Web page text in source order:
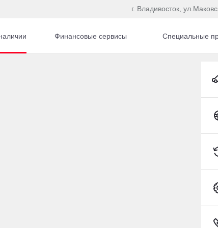
г. Владивосток,
Финансовые сервисы Специальные